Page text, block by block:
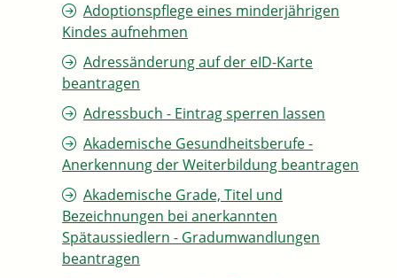
Adoptionspflege eines minderjährigen
Kindes aufnehmen
Adressänderung auf der eID-Karte
beantragen
Adressbuch - Eintrag sperren lassen
Akademische Gesundheitsberufe -
Anerkennung der Weiterbildung beantragen
Akademische Grade, Titel und
Bezeichnungen bei anerkannten
Spätaussiedlern - Gradumwandlungen
beantragen